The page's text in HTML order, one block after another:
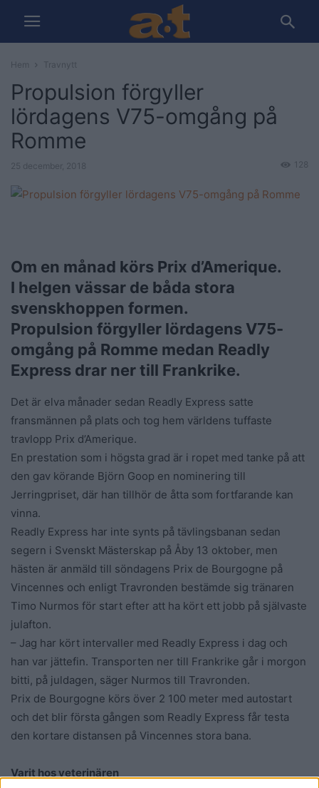
Hem Travnytt
Propulsion förgyller
lördagens V75-omgång på
Romme
25 december, 2018 128
Om en månad körs Prix d’Amerique.
I helgen vässar de båda stora
svenskhoppen formen.
Propulsion förgyller lördagens V75-
omgång på Romme medan Readly
Express drar ner till Frankrike.
Det är elva månader sedan Readly Express satte
fransmännen på plats och tog hem världens tuffaste
travlopp Prix d’Amerique.
En prestation som i högsta grad är i ropet med tanke på att
den gav körande Björn Goop en nominering till
Jerringpriset, där han tillhör de åtta som fortfarande kan
vinna.
Readly Express har inte synts på tävlingsbanan sedan
segern i Svenskt Mästerskap på Åby 13 oktober, men
hästen är anmäld till söndagens Prix de Bourgogne på
Vincennes och enligt Travronden bestämde sig tränaren
Timo Nurmos för start efter att ha kört ett jobb på självaste
julafton.
– Jag har kört intervaller med Readly Express i dag och
han var jättefin. Transporten ner till Frankrike går i morgon
bitti, på juldagen, säger Nurmos till Travronden.
Prix de Bourgogne körs över 2 100 meter med autostart
och det blir första gången som Readly Express får testa
den kortare distansen på Vincennes stora bana.
Varit hos veterinären